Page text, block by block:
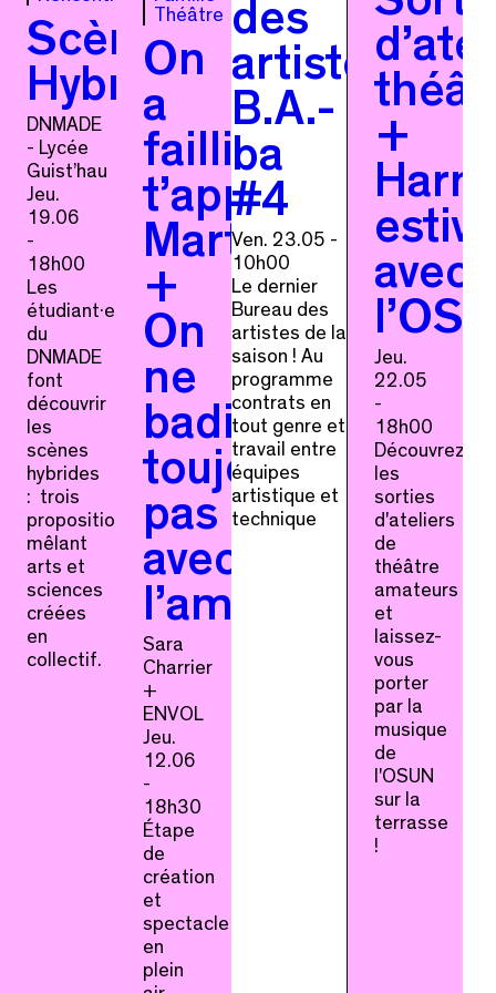
Scènes
Hybrides
DNMADE
- Lycée
Guist’hau
Jeu.
19.06
-
18h00
Les
étudiant·es
du
DNMADE
font
découvrir
les
scènes
hybrides
: trois
propositions
mêlant
arts et
sciences
créées
en
collectif.
Théâtre
On
a
failli
t’appeler
Marthe
+
On
ne
badine
toujours
pas
avec
l’amour
Sara
Charrier
+
ENVOL
Jeu.
12.06
-
18h30
Étape
de
création
et
spectacle
en
plein
des
artistes
B.A.-
ba
#4
Ven. 23.05 -
10h00
Le dernier
Bureau des
artistes de la
saison ! Au
programme
contrats en
tout genre et
travail entre
équipes
artistique et
technique
+
avec
Jeu.
22.05
-
18h00
Découvrez
les
sorties
d'ateliers
de
théâtre
amateurs
et
laissez-
vous
porter
par la
musique
de
l'OSUN
sur la
terrasse
!